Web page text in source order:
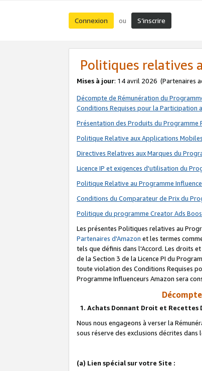
Connexion ou S’inscrire
Politiques relatives
Mises à jour: 14 avril 2026 (Partenaires
Décompte de Rémunération du
Conditions Requises pour la Participation
Présentation des Produits du Programme
Politique Relative aux Applications
Directives Relatives aux Marques du
Licence IP et exigences d'utilisation du
Politique Relative au Programme
Conditions du Comparateur de Prix du
Politique du programme Creator Ads
Les présentes Politiques relatives au
Partenaires d'Amazon et les termes
tels que définis dans l'Accord. Les droits
de la Section 3 de la Licence PI du
toute violation des Conditions Requises
Programme Influenceurs Amazon sera
1. Achats Donnant Droit et Recettes
Nous nous engageons à verser la
sous réserve des exclusions décrites
(a) Lien spécial sur votre Site :